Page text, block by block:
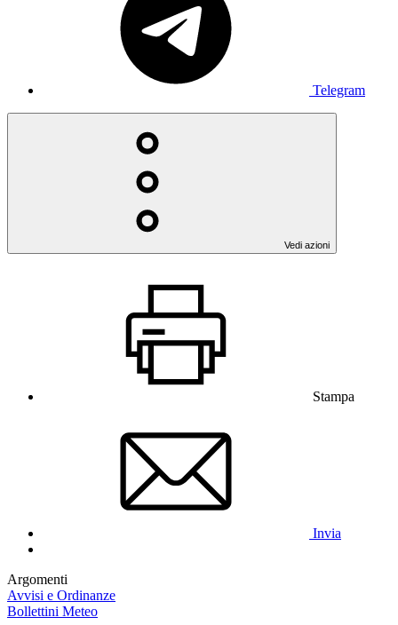
Telegram
Vedi azioni
Stampa
Invia
Argomenti
Avvisi e Ordinanze
Bollettini Meteo